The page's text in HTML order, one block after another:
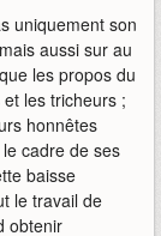
uniquement son
aussi sur au
les propos du
les tricheurs ;
honnêtes
cadre de ses
baisse
le travail de
obtenir